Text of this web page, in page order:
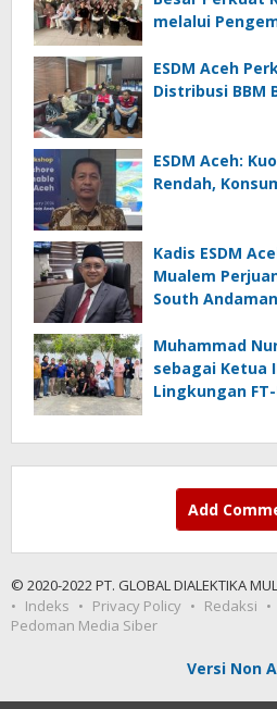
melalui
ESDM Aceh
Distribusi BBM
ESDM Aceh:
Rendah,
Kadis ESDM
Mualem
South
Muhammad
sebagai Ketua
Lingkungan FT-
Add
© 2020-2022 PT. GLOBAL DIALEKTIKA
Indeks
Privacy Policy Redaksi
Pedoman Media Siber
Versi Non